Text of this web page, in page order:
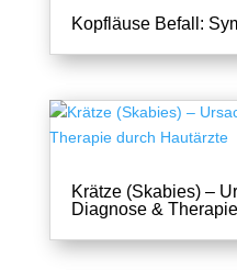
Kopfläuse Befall:
Krätze (Skabies) –
Diagnose &